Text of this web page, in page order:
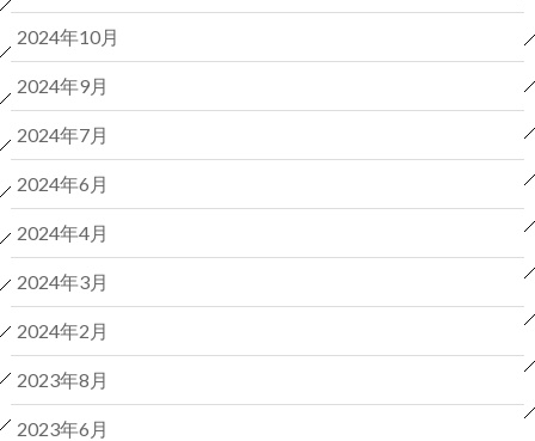
2024年10月
2024年9月
2024年7月
2024年6月
2024年4月
2024年3月
2024年2月
2023年8月
2023年6月